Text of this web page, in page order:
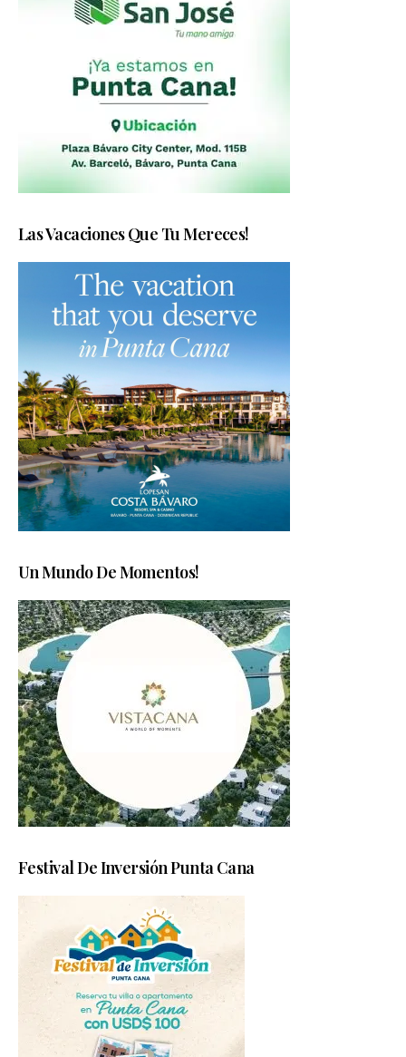
Las Vacaciones Que Tu Mereces!
Un Mundo De Momentos!
Festival De Inversión Punta Cana